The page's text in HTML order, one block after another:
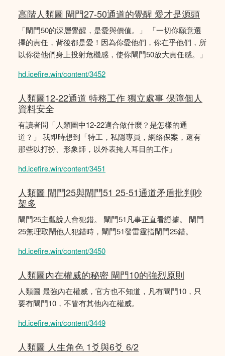
高階人類圖 閘門27-50通道的覺醒 愛才是源頭
「閘門50的深層覺醒，是愛與價值。」 「一切你願意選
擇的責任，背後都是愛！因為你愛他們，你在乎他們，所
以你從他們身上投射危機感，使你閘門50放大責任感。」
hd.icefire.win/content/3452
人類圖12-22通道 特務工作 獨立處事 保障個人
資料安全
有讀者問「人類圖中12-22適合做什麼？是怎樣的通
道？」 我即時想到「特工，私隱專員，網絡保案，還有
那些以打扮、形象師，以外表掩人耳目的工作」
hd.icefire.win/content/3451
人類圖 閘門25與閘門51 25-51通道矛盾批判吵
架多
閘門25主觀說人會犯錯。 閘門51凡事正直看證據。 閘門
25無理取鬧他人犯錯時，閘門51發雷霆指閘門25錯。
hd.icefire.win/content/3450
人類圖內在權威的秘密 閘門10的強烈原則
人類圖 最強內在權威，官方也不知道，凡有閘門10，只
要有閘門10，不管有其他內在權威。
hd.icefire.win/content/3449
人類圖 人生角色 1爻與6爻 6/2